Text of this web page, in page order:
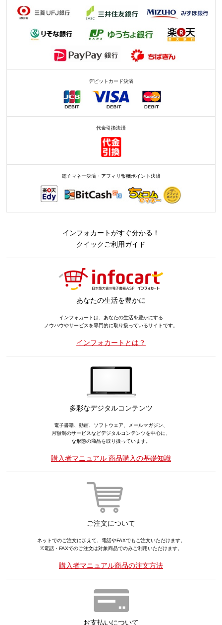
デビットカード決済
代金引換決済
電子マネー決済・アフィリ報酬ポイント決済
インフォカートがすぐ分かる！
クイックご利用ガイド
あなたの生活を豊かに
インフォカートは、あなたの生活を豊かにする
ノウハウやサービスを専門的に取り扱っているサイトです。
インフォカートとは？
多彩なデジタルコンテンツ
電子書籍、動画、ソフトウェア、メールマガジン、
月額制のサービスなどデジタルコンテンツを中心に、
な形態の商品を取り扱っています。
購入者マニュアル 商品購入の基礎知識
ご注文について
ネットでのご注文に加えて、電話やFAXでもご注文いただけます。
※電話・FAXでのご注文は対象商品でのみご利用いただけます。
購入者マニュアル商品の注文方法
お支払いについて